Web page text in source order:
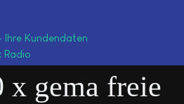
x gema freie